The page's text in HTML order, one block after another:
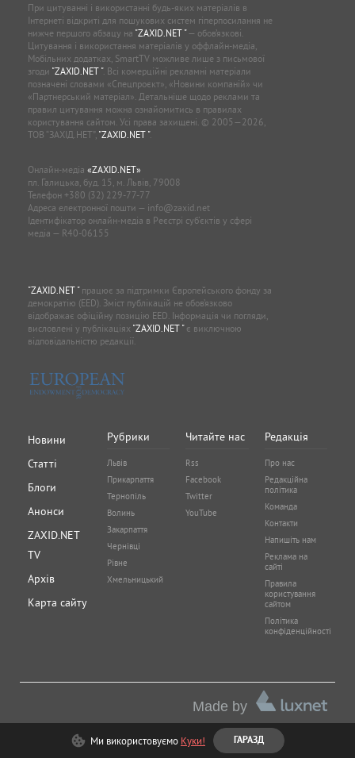
При цитуванні і використанні будь-яких матеріалів в
Інтернеті відкриті для пошукових систем гіперпосилання не
нижче першого абзацу на "ZAXID.NET "— обов’язкові.
Цитування і використання матеріалів у оффлайн-медіа,
Мобільних додатках, SmartTV можливе лише з письмової
згоди "ZAXID.NET ". Всі комерційні рекламні матеріали
позначені словами «Спецпроєкт», «Новини компаній» чи
«Партнерський матеріал». Детальніше щодо реклами та
правил цитування можна ознайомитись в правилах
користування сайтом. Усі права захищені. © 2005—2026,
ТОВ “ЗАХІД.НЕТ”, "ZAXID.NET ".
Онлайн-медіа «ZAXID.NET»
пл. Галицька, буд. 15, м. Львів, 79008
Телефон +380 (32) 229-77-77
Адреса електронної пошти — info@zaxid.net
Ідентифікатор онлайн-медіа в Реєстрі суб'єктів у сфері
медіа — R40-06155
"ZAXID.NET "працює за підтримки Європейського фонду за
демократію (EED). Зміст публікацій не обов’язково
відображає офіційну позицію EED. Інформація чи погляди,
висловлені у публікаціях "ZAXID.NET "є виключною
відповідальністю редакції.
Новини
Статті
Блоги
Анонси
ZAXID.NET
TV
Архів
Карта сайту
Рубрики
Львів
Прикарпаття
Тернопіль
Волинь
Закарпаття
Чернівці
Рівне
Хмельницький
Читайте нас
Rss
Facebook
Twitter
YouTube
Редакція
Про нас
Редакційна
політика
Команда
Контакти
Напишіть нам
Реклама на
сайті
Правила
користування
сайтом
Політика
конфіденційності
Made by
Ми використовуємо Куки! ГАРАЗД